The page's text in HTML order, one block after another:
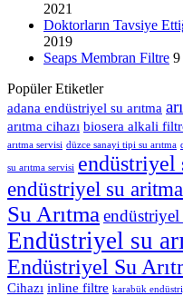
2021
Doktorların Tavsiye
2019
Seaps Membran Filtre 9
Popüler Etiketler
adana endüstriyel su arıtma
arıtma cihazı biosera alkali
arıtma servisi düzce sanayi tipi su arıtma
su arıtma servisi endüstriyel
endüstriyel su
Su Arıtma endüstriyel
Endüstriyel su
Endüstriyel Su
Cihazı inline filtre karabük